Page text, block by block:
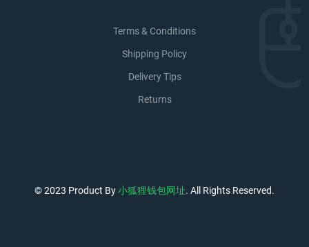
Terms & Conditions
Shipping Policy
Delivery Tips
Returns
© 2023 Product By小狐狸钱包网址. All Rights Reserved.